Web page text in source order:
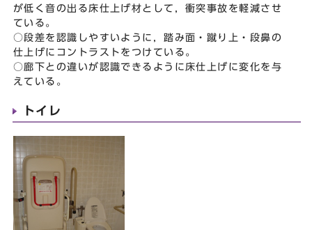
が低く音の出る床仕上げ材として，衝突事故を軽減させ
ている。
○段差を認識しやすいように，踏み面・蹴り上・段鼻の
仕上げにコントラストをつけている。
○廊下との違いが認識できるように床仕上げに変化を与
えている。
トイレ